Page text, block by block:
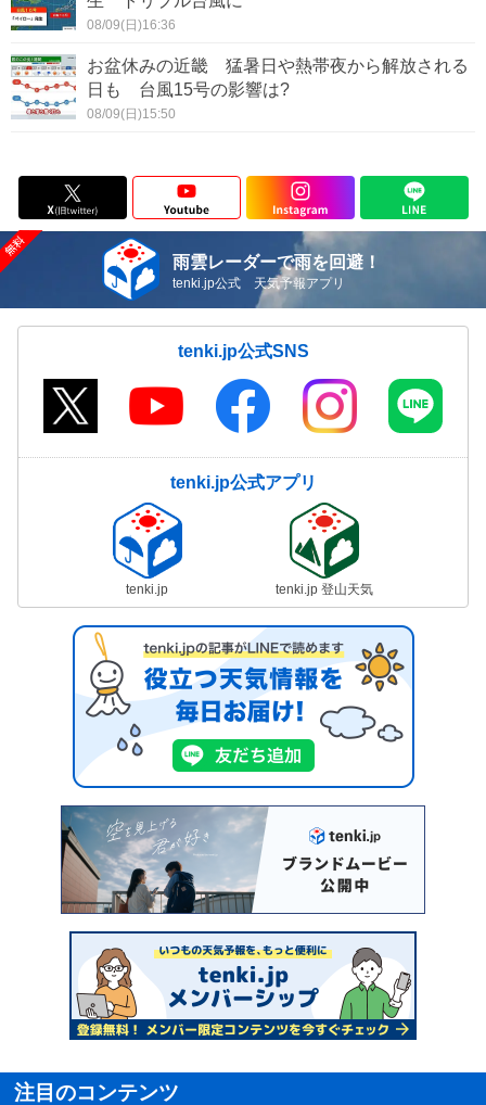
08/09(日)16:36
お盆休みの近畿 猛暑日や熱帯夜から解放される
日も 台風15号の影響は?
08/09(日)15:50
雨雲レーダーで雨を回避！
tenki.jp公式 天気予報アプリ
tenki.jp公式SNS
tenki.jp公式アプリ
tenki.jp tenki.jp 登山天気
注目のコンテンツ